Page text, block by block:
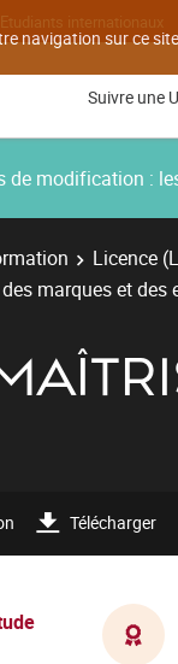
navigation sur ce
Etudiants internationaux
Suivre une
de modification :
Licence
marques et des
Télécharger